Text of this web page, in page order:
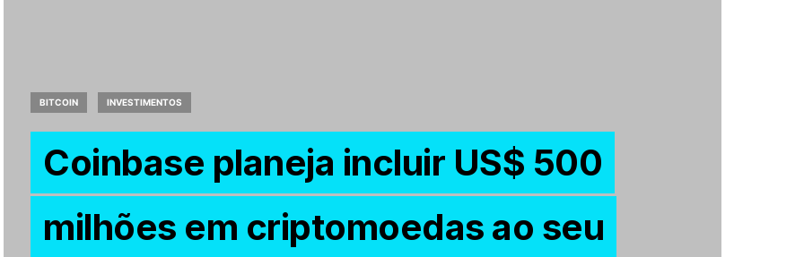
BITCOIN INVESTIMENTOS
Coinbase planeja incluir US$ 500
milhões em criptomoedas ao seu